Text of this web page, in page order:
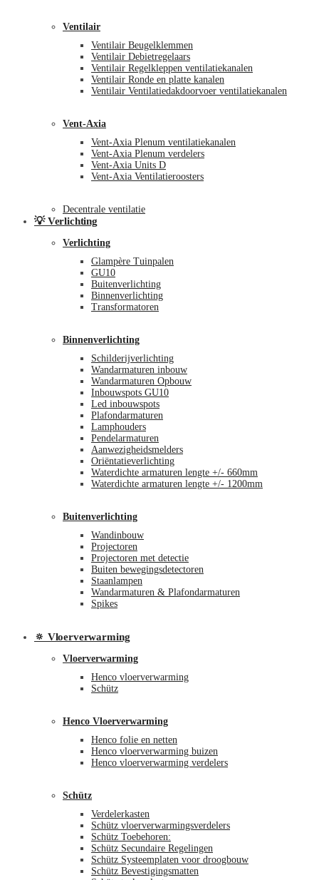
Ventilair
Ventilair Beugelklemmen
Ventilair Debietregelaars
Ventilair Regelkleppen ventilatiekanalen
Ventilair Ronde en platte kanalen
Ventilair Ventilatiedakdoorvoer ventilatiekanalen
Vent-Axia
Vent-Axia Plenum ventilatiekanalen
Vent-Axia Plenum verdelers
Vent-Axia Units D
Vent-Axia Ventilatieroosters
Decentrale ventilatie
💡 Verlichting
Verlichting
Glampère Tuinpalen
GU10
Buitenverlichting
Binnenverlichting
Transformatoren
Binnenverlichting
Schilderijverlichting
Wandarmaturen inbouw
Wandarmaturen Opbouw
Inbouwspots GU10
Led inbouwspots
Plafondarmaturen
Lamphouders
Pendelarmaturen
Aanwezigheidsmelders
Oriëntatieverlichting
Waterdichte armaturen lengte +/- 660mm
Waterdichte armaturen lengte +/- 1200mm
Buitenverlichting
Wandinbouw
Projectoren
Projectoren met detectie
Buiten bewegingsdetectoren
Staanlampen
Wandarmaturen & Plafondarmaturen
Spikes
🔅 Vloerverwarming
Vloerverwarming
Henco vloerverwarming
Schütz
Henco Vloerverwarming
Henco folie en netten
Henco vloerverwarming buizen
Henco vloerverwarming verdelers
Schütz
Verdelerkasten
Schütz vloerverwarmingsverdelers
Schütz Toebehoren:
Schütz Secundaire Regelingen
Schütz Systeemplaten voor droogbouw
Schütz Bevestigingsmatten